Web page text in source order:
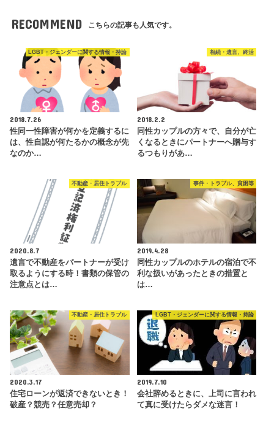
RECOMMEND こちらの記事も人気です。
LGBT・ジェンダーに関する情報・持論
2018.7.26
性同一性障害が何かを定義するに
は、性自認が何たるかの概念が先
なのか…
相続・遺言、終活
2018.2.2
同性カップルの方々で、自分が亡
くなるときにパートナーへ贈与す
るつもりがあ…
不動産・居住トラブル
2020.8.7
遺言で不動産をパートナーが受け
取るようにする時！書類の保管の
注意点とは…
事件・トラブル、貧困等
2019.4.28
同性カップルのホテルの宿泊で不
利な扱いがあったときの措置と
は…
不動産・居住トラブル
2020.3.17
住宅ローンが返済できないとき！
破産？競売？任意売却？
LGBT・ジェンダーに関する情報・持論
2019.7.10
会社辞めるときに、上司に言われ
て真に受けたらダメな迷言！